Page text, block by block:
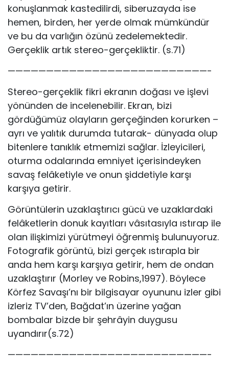
konuşlanmak kastedilirdi, siberuzayda ise
hemen, birden, her yerde olmak mümkündür
ve bu da varlığın özünü zedelemektedir.
Gerçeklik artık stereo-gerçekliktir. (s.71)
——————————————————————————-
Stereo-gerçeklik fikri ekranın doğası ve işlevi
yönünden de incelenebilir. Ekran, bizi
gördüğümüz olayların gerçeğinden korurken –
ayrı ve yalıtık durumda tutarak- dünyada olup
bitenlere tanıklık etmemizi sağlar. İzleyicileri,
oturma odalarında emniyet içerisindeyken
savaş felâketiyle ve onun şiddetiyle karşı
karşıya getirir.
Görüntülerin uzaklaştırıcı gücü ve uzaklardaki
felâketlerin donuk kayıtları vâsıtasıyla ıstırap ile
olan ilişkimizi yürütmeyi öğrenmiş bulunuyoruz.
Fotografik görüntü, bizi gerçek ıstırapla bir
anda hem karşı karşıya getirir, hem de ondan
uzaklaştırır (Morley ve Robins,1997). Böylece
Körfez Savaşı’nı bir bilgisayar oyununu izler gibi
izleriz TV’den, Bağdat’ın üzerine yağan
bombalar bizde bir şehrâyin duygusu
uyandırır(s.72)
——————————————————————————-